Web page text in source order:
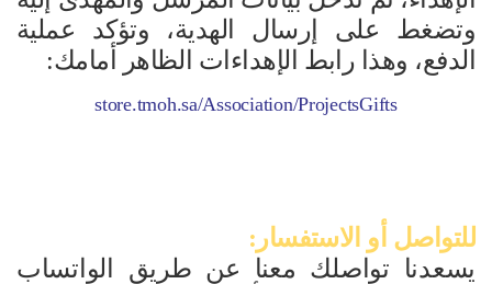
وتضغط على إرسال الهدية، وتؤكد عملية
الدفع، وهذا رابط الإهداءات الظاهر أمامك:
store.tmoh.sa/Association/ProjectsGifts
للتواصل أو الاستفسار:
يسعدنا تواصلك معنا عن طريق الواتساب